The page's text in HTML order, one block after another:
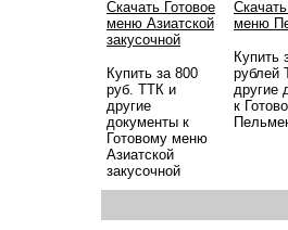
Скачать Готовое
меню Азиатской
закусочной
Купить за 800
руб. ТТК и
другие
документы к
Готовому меню
Азиатской
закусочной
меню
Купить
рублей
другие
к